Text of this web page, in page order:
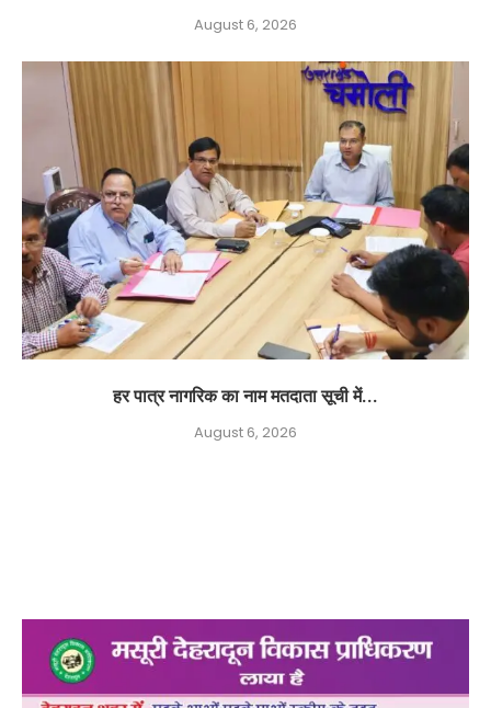
August 6, 2026
हर पात्र नागरिक का नाम मतदाता सूची में...
August 6, 2026